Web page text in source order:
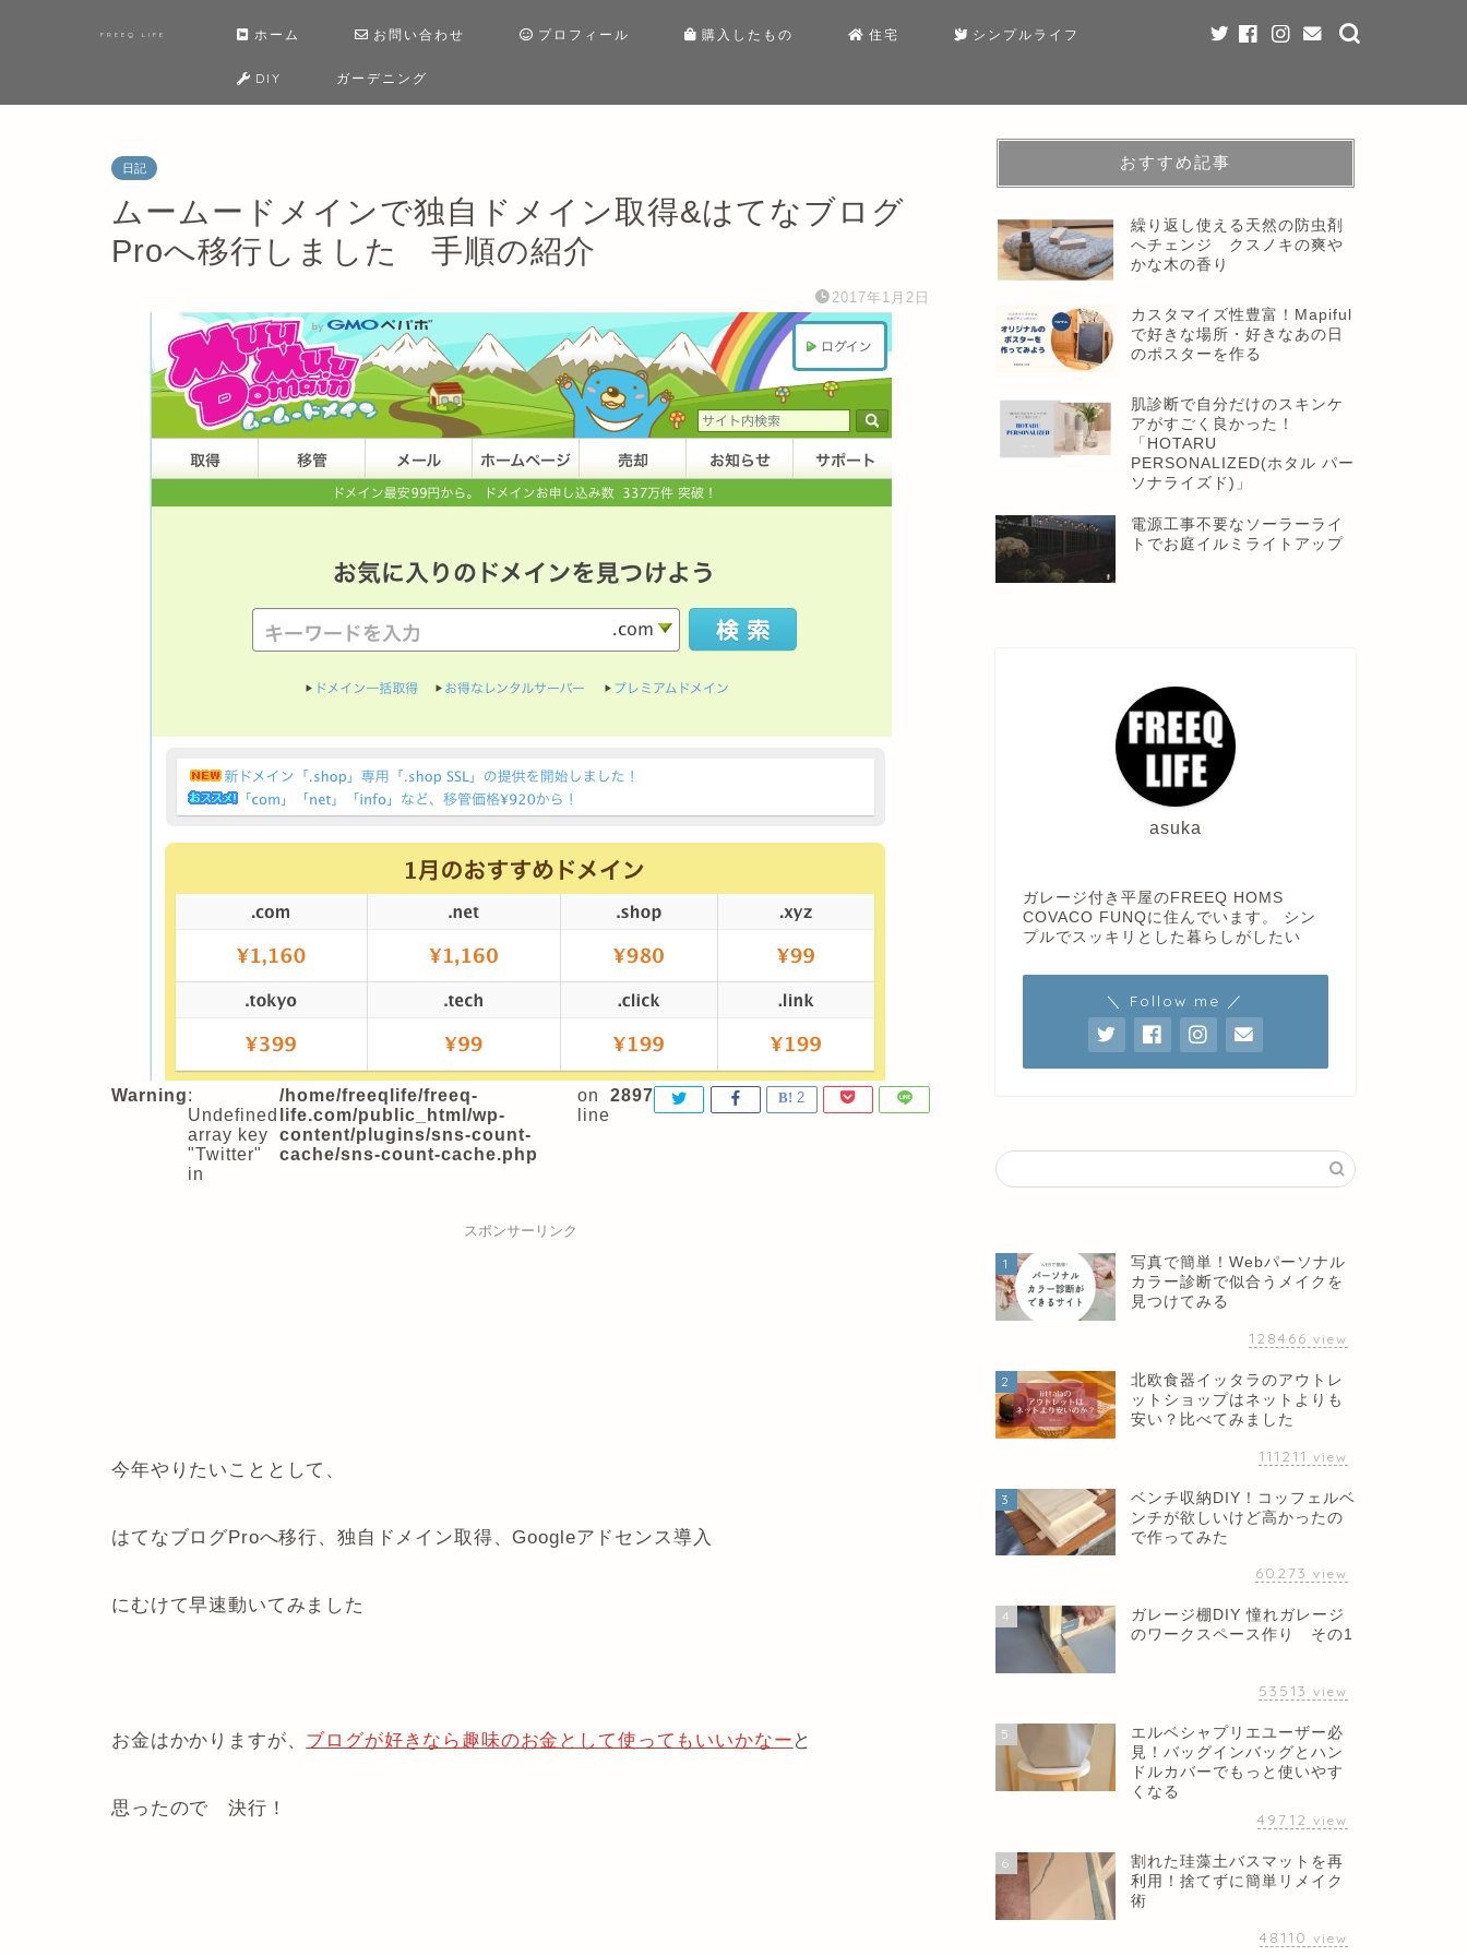
FREEQ LIFE ホーム お問い合わせ プロフィール 購入したもの 住宅 シンプルライフ
DIY ガーデニング
日記
ムームードメインで独自ドメイン取得&はてなブログ
Proへ移行しました 手順の紹介
2017年1月2日
Warning:
Undefined
array key
"Twitter"
in
/home/freeqlife/freeq-
life.com/public_html/wp-
content/plugins/sns-count-
cache/sns-count-cache.php
on
line
2897 2
スポンサーリンク
今年やりたいこととして、
はてなブログProへ移行、独自ドメイン取得、Googleアドセンス導入
にむけて早速動いてみました
お金はかかりますが、 ブログが好きなら趣味のお金として使ってもいいかなー と
思ったので 決行！
おすすめ記事
繰り返し使える天然の防虫剤
へチェンジ クスノキの爽や
かな木の香り
カスタマイズ性豊富！Mapiful
で好きな場所・好きなあの日
のポスターを作る
肌診断で自分だけのスキンケ
アがすごく良かった！
「HOTARU
PERSONALIZED(ホタル パー
ソナライズド)」
電源工事不要なソーラーライ
トでお庭イルミライトアップ
asuka
ガレージ付き平屋のFREEQ HOMS
COVACO FUNQに住んでいます。 シン
プルでスッキリとした暮らしがしたい
＼ Follow me ／
1
写真で簡単！Webパーソナル
カラー診断で似合うメイクを
見つけてみる
128466 view
2
北欧食器イッタラのアウトレ
ットショップはネットよりも
安い？比べてみました
111211 view
3
ベンチ収納DIY！コッフェルベ
ンチが欲しいけど高かったの
で作ってみた
60273 view
4
ガレージ棚DIY 憧れガレージ
のワークスペース作り その1
53513 view
5
エルベシャプリエユーザー必
見！バッグインバッグとハン
ドルカバーでもっと使いやす
くなる
49712 view
6
割れた珪藻土バスマットを再
利用！捨てずに簡単リメイク
術
48110 view